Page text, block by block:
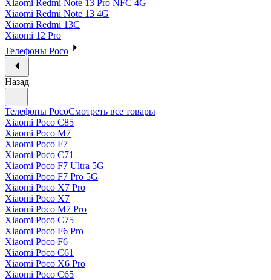
Xiaomi Redmi Note 13 Pro NFC 4G
Xiaomi Redmi Note 13 4G
Xiaomi Redmi 13C
Xiaomi 12 Pro
Телефоны Poco
Назад
Телефоны PocoСмотреть все товары
Xiaomi Poco C85
Xiaomi Poco M7
Xiaomi Poco F7
Xiaomi Poco C71
Xiaomi Poco F7 Ultra 5G
Xiaomi Poco F7 Pro 5G
Xiaomi Poco X7 Pro
Xiaomi Poco X7
Xiaomi Poco M7 Pro
Xiaomi Poco C75
Xiaomi Poco F6 Pro
Xiaomi Poco F6
Xiaomi Poco C61
Xiaomi Poco X6 Pro
Xiaomi Poco C65